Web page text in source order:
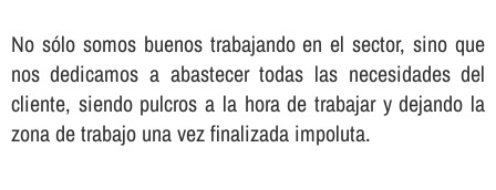
No sólo somos buenos trabajando en el sector, sino que
nos dedicamos a abastecer todas las necesidades del
cliente, siendo pulcros a la hora de trabajar y dejando la
zona de trabajo una vez finalizada impoluta.